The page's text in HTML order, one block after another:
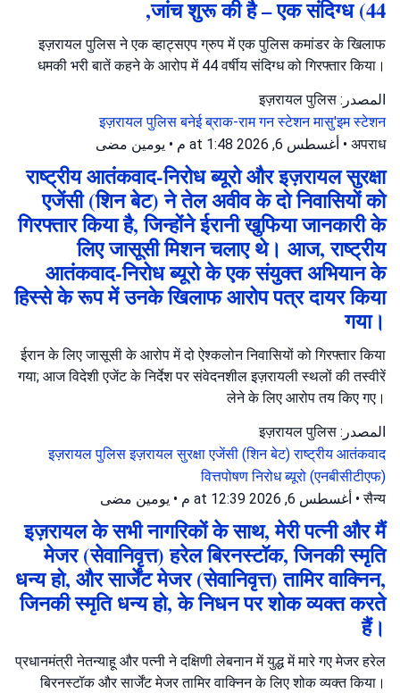
जांच शुरू की है – एक संदिग्ध (44,
इज़रायल पुलिस ने एक व्हाट्सएप ग्रुप में एक पुलिस कमांडर के खिलाफ
धमकी भरी बातें कहने के आरोप में 44 वर्षीय संदिग्ध को गिरफ्तार किया।
المصدر: इज़रायल पुलिस
इज़रायल पुलिसबनेई ब्राक-राम गन स्टेशनमासु'इम स्टेशन
अपराध
• أغسطس 6, 2026 at 1:48 م • يومين مضى
राष्ट्रीय आतंकवाद-निरोध ब्यूरो और इज़रायल सुरक्षा
एजेंसी (शिन बेट) ने तेल अवीव के दो निवासियों को
गिरफ्तार किया है, जिन्होंने ईरानी खुफिया जानकारी के
लिए जासूसी मिशन चलाए थे। आज, राष्ट्रीय
आतंकवाद-निरोध ब्यूरो के एक संयुक्त अभियान के
हिस्से के रूप में उनके खिलाफ आरोप पत्र दायर किया
गया।
ईरान के लिए जासूसी के आरोप में दो ऐश्कलोन निवासियों को गिरफ्तार किया
गया; आज विदेशी एजेंट के निर्देश पर संवेदनशील इज़रायली स्थलों की तस्वीरें
लेने के लिए आरोप तय किए गए।
المصدر: इज़रायल पुलिस
इज़रायल पुलिसइज़रायल सुरक्षा एजेंसी (शिन बेट)राष्ट्रीय आतंकवाद
वित्तपोषण निरोध ब्यूरो (एनबीसीटीएफ)
सैन्य
• أغسطس 6, 2026 at 12:39 م • يومين مضى
इज़रायल के सभी नागरिकों के साथ, मेरी पत्नी और मैं
मेजर (सेवानिवृत्त) हरेल बिरनस्टॉक, जिनकी स्मृति
धन्य हो, और सार्जेंट मेजर (सेवानिवृत्त) तामिर वाक्निन,
जिनकी स्मृति धन्य हो, के निधन पर शोक व्यक्त करते
हैं।
प्रधानमंत्री नेतन्याहू और पत्नी ने दक्षिणी लेबनान में युद्ध में मारे गए मेजर हरेल
बिरनस्टॉक और सार्जेंट मेजर तामिर वाक्निन के लिए शोक व्यक्त किया।